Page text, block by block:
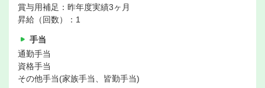
賞与用補足：昨年度実績3ヶ月
昇給（回数）：1
手当
通勤手当
資格手当
その他手当(家族手当、皆勤手当)